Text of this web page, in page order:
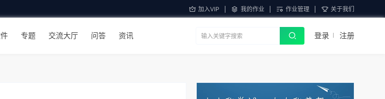
加入VIP 我的作业 作业管理 关于我们
专题 交流大厅 问答 资讯 登录 注册